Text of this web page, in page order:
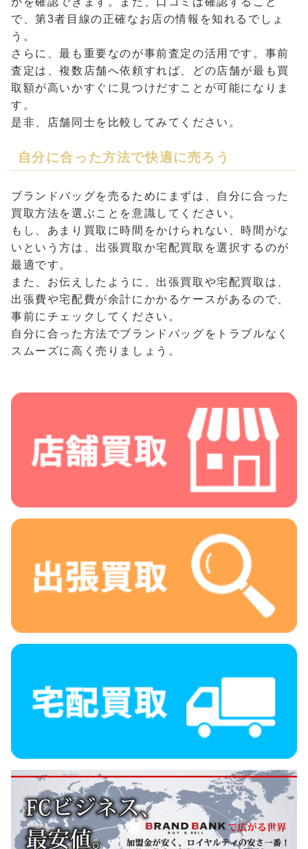
で、第3者目線の正確なお店の情報を知れるでしょ
う。
さらに、最も重要なのが事前査定の活用です。事前
査定は、複数店舗へ依頼すれば、どの店舗が最も買
取額が高いかすぐに見つけだすことが可能になりま
す。
是非、店舗同士を比較してみてください。
自分に合った方法で快適に売ろう
ブランドバッグを売るためにまずは、自分に合った
買取方法を選ぶことを意識してください。
もし、あまり買取に時間をかけられない、時間がな
いという方は、出張買取か宅配買取を選択するのが
最適です。
また、お伝えしたように、出張買取や宅配買取は、
出張費や宅配費が余計にかかるケースがあるので、
事前にチェックしてください。
自分に合った方法でブランドバッグをトラブルなく
スムーズに高く売りましょう。